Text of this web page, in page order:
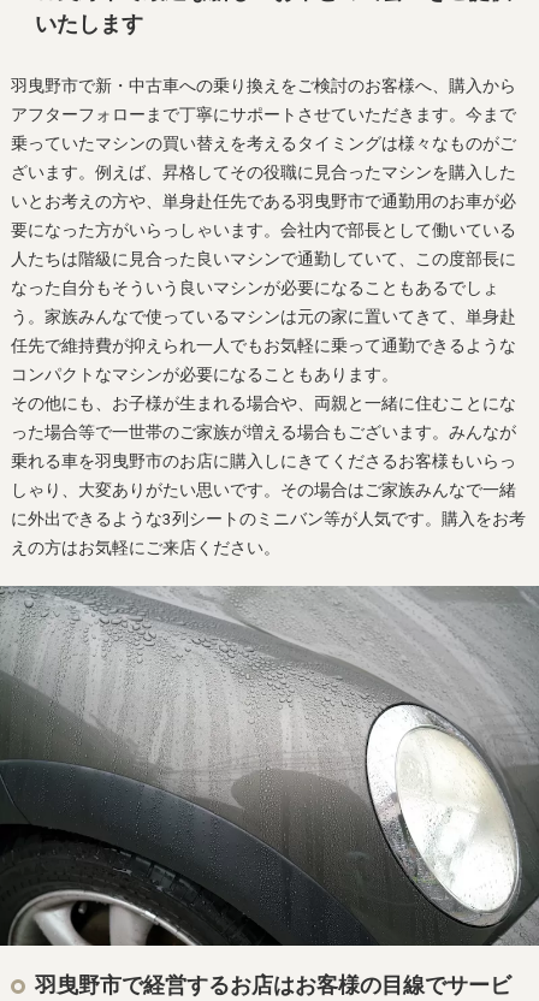
いたします
羽曳野市で新・中古車への乗り換えをご検討のお客様へ、購入から
アフターフォローまで丁寧にサポートさせていただきます。今まで
乗っていたマシンの買い替えを考えるタイミングは様々なものがご
ざいます。例えば、昇格してその役職に見合ったマシンを購入した
いとお考えの方や、単身赴任先である羽曳野市で通勤用のお車が必
要になった方がいらっしゃいます。会社内で部長として働いている
人たちは階級に見合った良いマシンで通勤していて、この度部長に
なった自分もそういう良いマシンが必要になることもあるでしょ
う。家族みんなで使っているマシンは元の家に置いてきて、単身赴
任先で維持費が抑えられ一人でもお気軽に乗って通勤できるような
コンパクトなマシンが必要になることもあります。
その他にも、お子様が生まれる場合や、両親と一緒に住むことにな
った場合等で一世帯のご家族が増える場合もございます。みんなが
乗れる車を羽曳野市のお店に購入しにきてくださるお客様もいらっ
しゃり、大変ありがたい思いです。その場合はご家族みんなで一緒
に外出できるような3列シートのミニバン等が人気です。購入をお考
えの方はお気軽にご来店ください。
羽曳野市で経営するお店はお客様の目線でサービ